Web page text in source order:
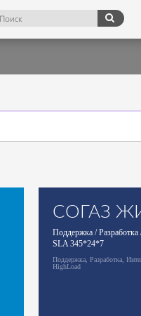
СОГАЗ
Поддержка / Разработка
SLA 345*24*7
Поддержка, Разработка,
HighLoad